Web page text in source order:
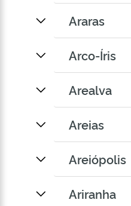
Araras
Arco-Íris
Arealva
Areias
Areiópolis
Ariranha